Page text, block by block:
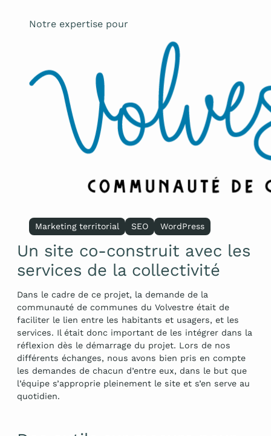
Notre expertise pour
Marketing territorial SEO WordPress
Un site co-construit avec les
services de la collectivité
Dans le cadre de ce projet, la demande de la
communauté de communes du Volvestre était de
faciliter le lien entre les habitants et usagers, et les
services. Il était donc important de les intégrer dans la
réflexion dès le démarrage du projet. Lors de nos
différents échanges, nous avons bien pris en compte
les demandes de chacun d’entre eux, dans le but que
l’équipe s’approprie pleinement le site et s’en serve au
quotidien.